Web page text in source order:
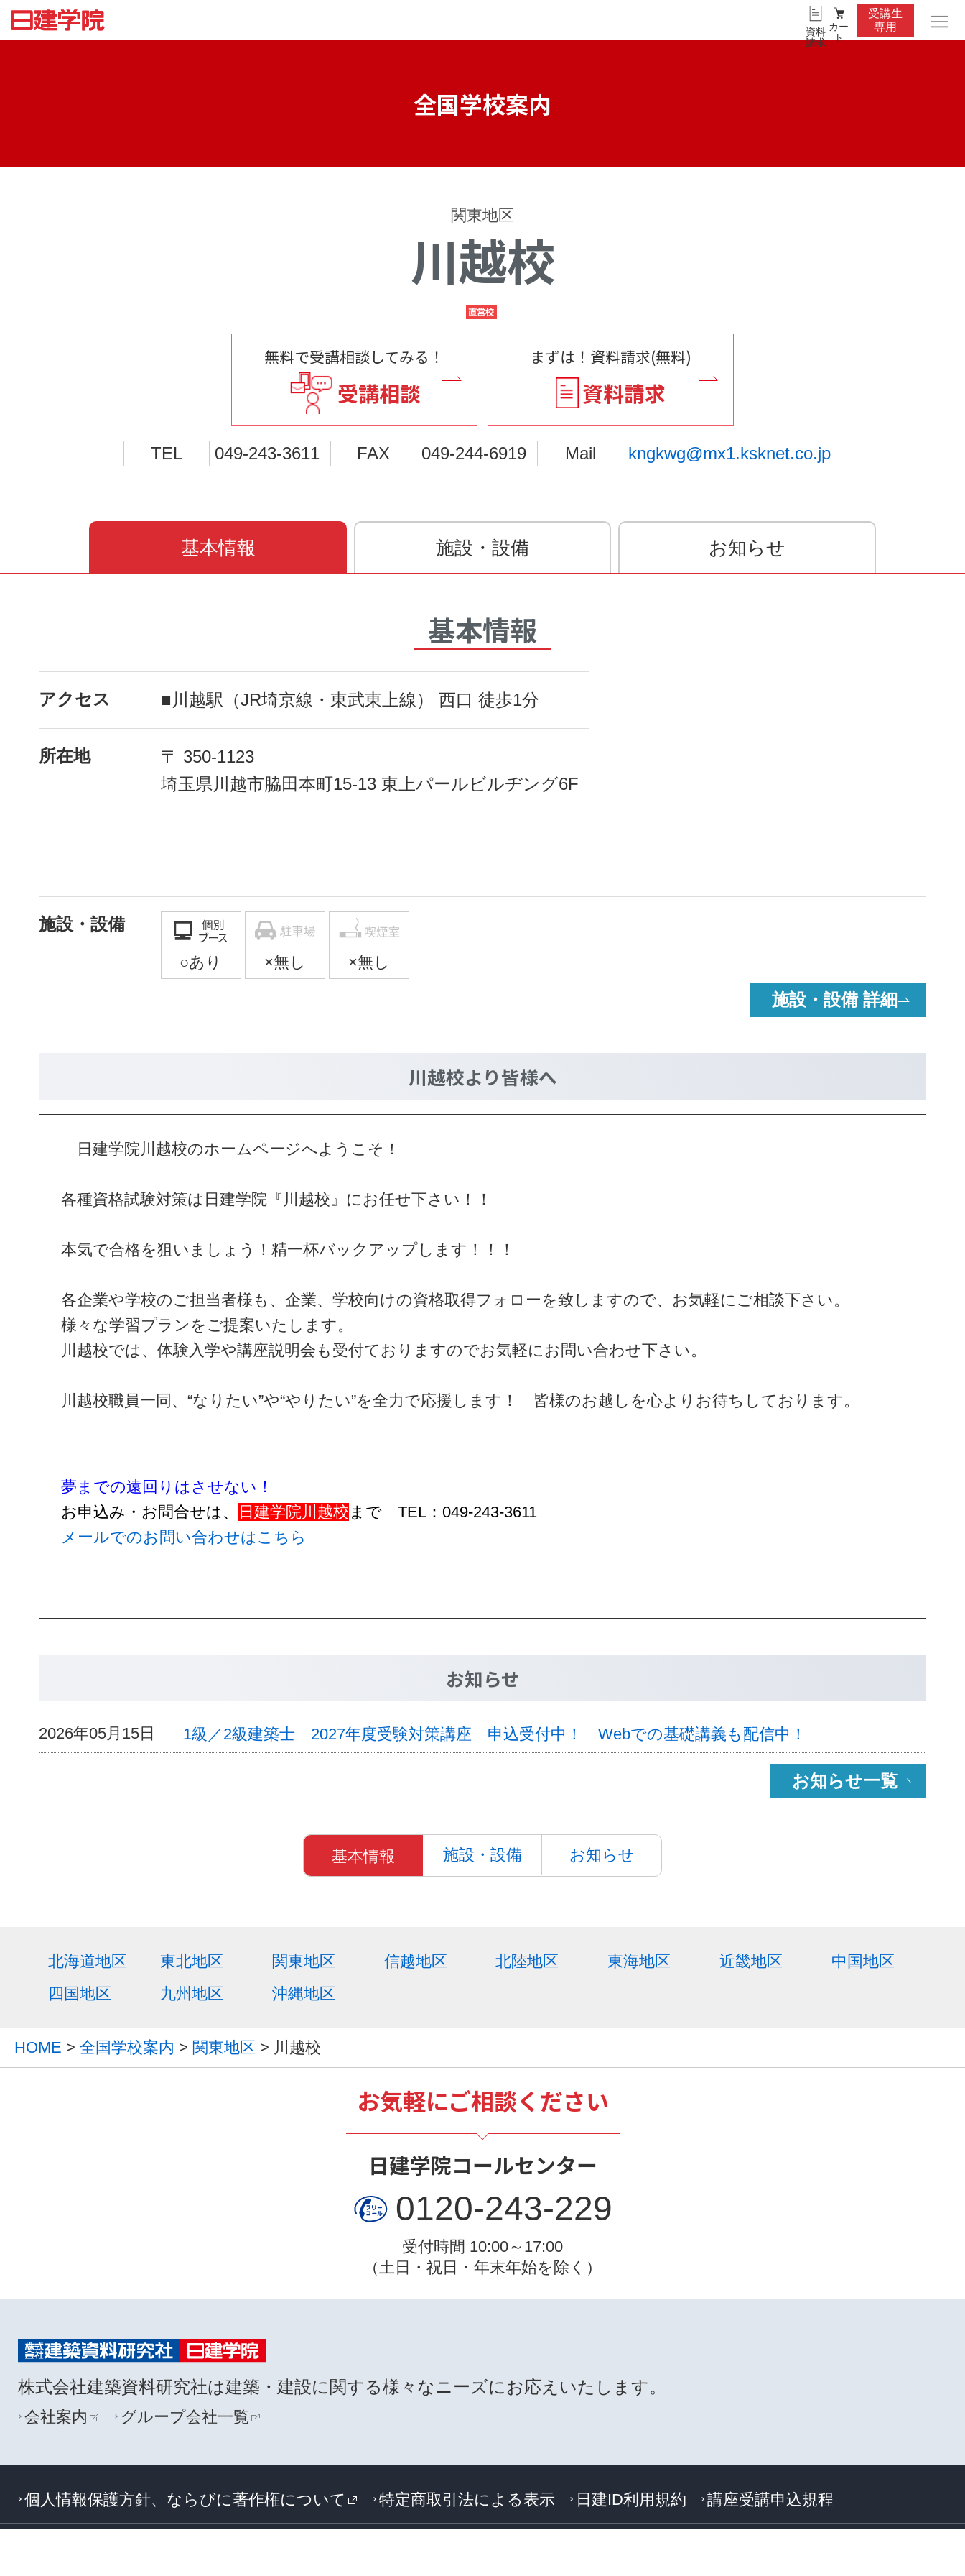
資料
請求
カー
ト
受講生
専用
全国学校案内
関東地区
川越校
無料で受講相談してみる！
受講相談
まずは！資料請求(無料)
資料請求
TEL 049-243-3611 FAX 049-244-6919 Mail kngkwg@mx1.ksknet.co.jp
基本情報 施設・設備 お知らせ
基本情報
アクセス ■川越駅（JR埼京線・東武東上線） 西口 徒歩1分
所在地
〒 350-1123
埼玉県川越市脇田本町15-13 東上パールビルヂング6F
施設・設備
施設・設備 詳細
川越校より皆様へ
日建学院川越校のホームページへようこそ！
各種資格試験対策は日建学院『川越校』にお任せ下さい！！
本気で合格を狙いましょう！精一杯バックアップします！！！
各企業や学校のご担当者様も、企業、学校向けの資格取得フォローを致しますので、お気軽にご相談下さい。
様々な学習プランをご提案いたします。
川越校では、体験入学や講座説明会も受付ておりますのでお気軽にお問い合わせ下さい。
川越校職員一同、“なりたい”や“やりたい”を全力で応援します！ 皆様のお越しを心よりお待ちしております。
夢までの遠回りはさせない！
お申込み・お問合せは、
日建学院川越校 まで TEL：049-243-3611
メールでのお問い合わせはこちら
お知らせ
2026年05月15日 1級／2級建築士 2027年度受験対策講座 申込受付中！ Webでの基礎講義も配信中！
お知らせ一覧
基本情報 施設・設備 お知らせ
北海道地区 東北地区 関東地区 信越地区 北陸地区 東海地区 近畿地区
中国地区
四国地区
九州地区 沖縄地区
HOME > 全国学校案内 > 関東地区 > 川越校
お気軽にご相談ください
日建学院コールセンター
0120-243-229
受付時間 10:00～17:00
（土日・祝日・年末年始を除く）
株式会社建築資料研究社は建築・建設に関する様々なニーズにお応えいたします。
会社案内 グループ会社一覧
個人情報保護方針、ならびに著作権について 特定商取引法による表示 日建ID利用規約 講座受講申込規程